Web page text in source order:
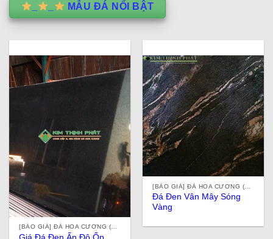
MẪU ĐÁ NỔI BẬT
[BÁO GIÁ] ĐÁ HOA CƯƠNG (ĐÁ GRANITE) TỰ NHIÊN, NHÂN TẠO, ĐÁ ỐP LÁT Ở TPHCM
Đá Đen Vân Mây Sóng
Vàng